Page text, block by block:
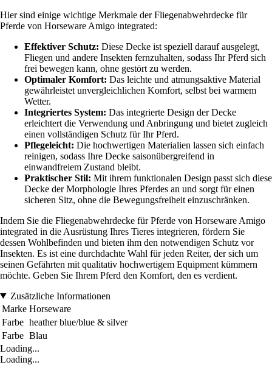
Hier sind einige wichtige Merkmale der Fliegenabwehrdecke für
Pferde von Horseware Amigo integrated:
Effektiver Schutz: Diese Decke ist speziell darauf ausgelegt,
Fliegen und andere Insekten fernzuhalten, sodass Ihr Pferd sich
frei bewegen kann, ohne gestört zu werden.
Optimaler Komfort: Das leichte und atmungsaktive Material
gewährleistet unvergleichlichen Komfort, selbst bei warmem
Wetter.
Integriertes System: Das integrierte Design der Decke
erleichtert die Verwendung und Anbringung und bietet zugleich
einen vollständigen Schutz für Ihr Pferd.
Pflegeleicht: Die hochwertigen Materialien lassen sich einfach
reinigen, sodass Ihre Decke saisonübergreifend in
einwandfreiem Zustand bleibt.
Praktischer Stil: Mit ihrem funktionalen Design passt sich diese
Decke der Morphologie Ihres Pferdes an und sorgt für einen
sicheren Sitz, ohne die Bewegungsfreiheit einzuschränken.
Indem Sie die Fliegenabwehrdecke für Pferde von Horseware Amigo
integrated in die Ausrüstung Ihres Tieres integrieren, fördern Sie
dessen Wohlbefinden und bieten ihm den notwendigen Schutz vor
Insekten. Es ist eine durchdachte Wahl für jeden Reiter, der sich um
seinen Gefährten mit qualitativ hochwertigem Equipment kümmern
möchte. Geben Sie Ihrem Pferd den Komfort, den es verdient.
Zusätzliche Informationen
Marke Horseware
Farbe heather blue/blue & silver
Farbe Blau
Loading...
Loading...